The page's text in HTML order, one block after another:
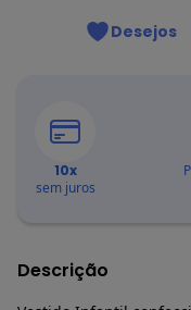
Desejos
10x
sem juros
Descrição